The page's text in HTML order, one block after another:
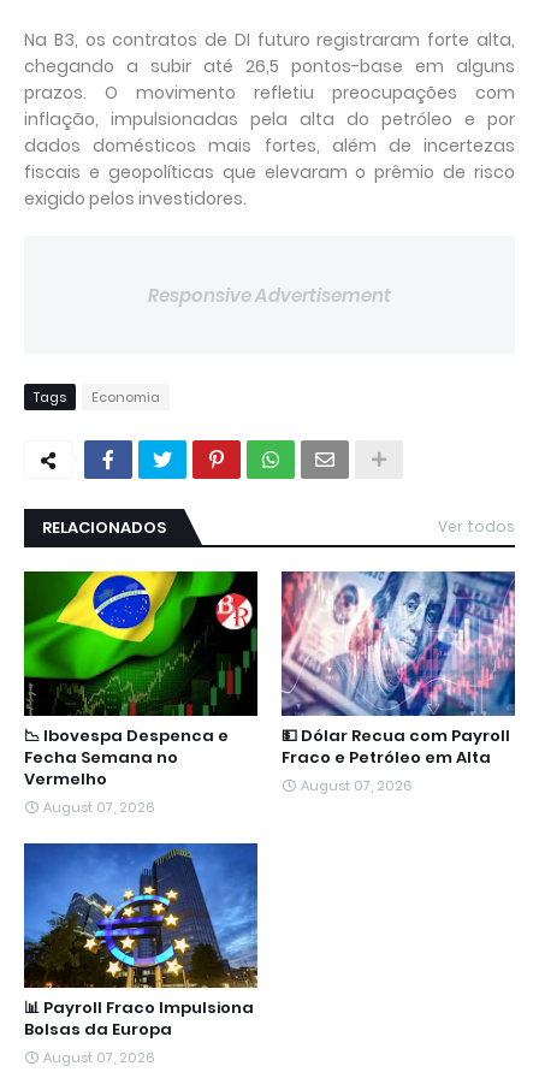
Na B3, os contratos de DI futuro registraram forte alta,
chegando a subir até 26,5 pontos-base em alguns
prazos. O movimento refletiu preocupações com
inflação, impulsionadas pela alta do petróleo e por
dados domésticos mais fortes, além de incertezas
fiscais e geopolíticas que elevaram o prêmio de risco
exigido pelos investidores.
Responsive Advertisement
Tags Economia
RELACIONADOS Ver todos
📉 Ibovespa Despenca e
Fecha Semana no
Vermelho
August 07, 2026
💵 Dólar Recua com Payroll
Fraco e Petróleo em Alta
August 07, 2026
📊 Payroll Fraco Impulsiona
Bolsas da Europa
August 07, 2026